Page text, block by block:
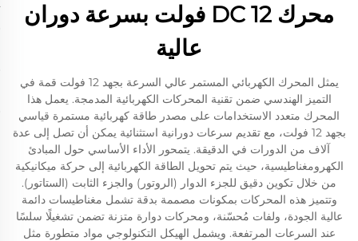
محرك DC 12 فولت بسرعة دوران
عالية
يمثل المحرك الكهربائي المستمر عالي السرعة بجهد 12 فولت قمة في
التميز الهندسي ضمن تقنية المحركات الكهربائية المدمجة. يعمل هذا
المحرك متعدد الاستخدامات على مصدر طاقة كهربائية مستمرة قياسي
بجهد 12 فولت، مع تقديم سرعات دورانية استثنائية يمكن أن تصل إلى عدة
آلاف من الدورات في الدقيقة. يتمحور الأداء الأساسي حول المبادئ
الكهرومغناطيسية، حيث يتم تحويل الطاقة الكهربائية إلى حركة ميكانيكية
من خلال تكوين دقيق للجزء الدوار (الروتور) والجزء الثابت (الستاتور).
وتتميز هذه المحركات بمكونات مصممة بدقة تشمل مغناطيسات دائمة
عالية الجودة، ولفات مُحسّنة، ومحركات دوارة متزنة تضمن تشغيلًا سلسًا
عند السرعات المرتفعة. ويشمل الهيكل التكنولوجي مواد متطورة مثل